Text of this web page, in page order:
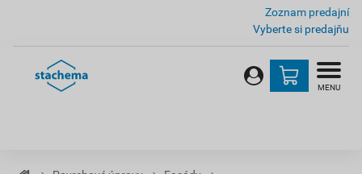
Zoznam predajní
Vyberte si predajňu
MENU